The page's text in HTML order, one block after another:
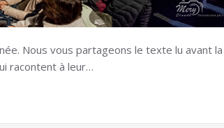
Nous vous partageons le texte lu avant la
racontent à leur…